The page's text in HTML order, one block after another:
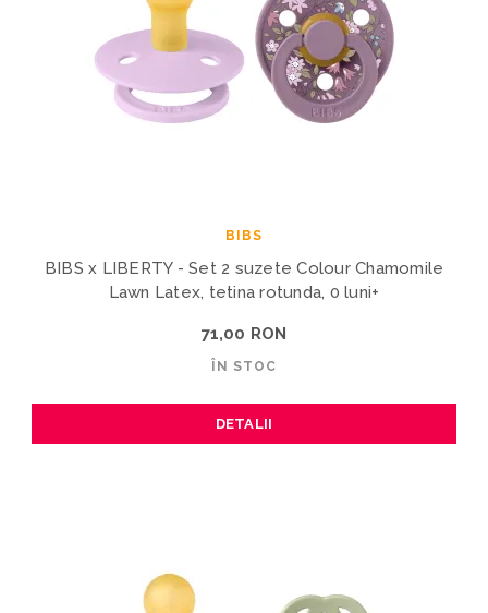
BIBS
BIBS x LIBERTY - Set 2 suzete Colour Chamomile
Lawn Latex, tetina rotunda, 0 luni+
71,00 RON
ÎN STOC
DETALII